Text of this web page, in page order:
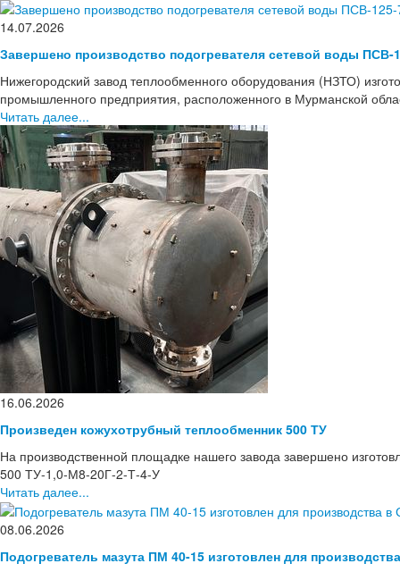
14.07.2026
Завершено производство подогревателя сетевой воды ПСВ-
Нижегородский завод теплообменного оборудования (НЗТО)
промышленного предприятия, расположенного в Мурманской
Читать далее...
16.06.2026
Произведен кожухотрубный теплообменник 500 ТУ
На производственной площадке нашего завода завершено
500 ТУ-1,0-М8-20Г-2-Т-4-У
Читать далее...
08.06.2026
Подогреватель мазута ПМ 40-15 изготовлен для